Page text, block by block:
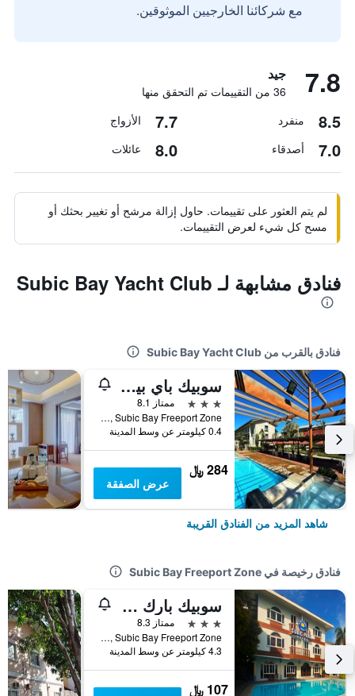
مع شركائنا الخارجيين الموثوقين.
7.8 جيد
36 من التقييمات تم التحقق منها
8.5 منفرد 7.7 الأزواج
7.0 أصدقاء 8.0 عائلات
لم يتم العثور على تقييمات. حاول إزالة مرشح أو تغيير بحثك أو
مسح كل شيء لعرض التقييمات.
فنادق مشابهة لـ Subic Bay Yacht Club
فنادق بالقرب من Subic Bay Yacht Club
سوبيك باي بينينسولار هوتل
3 نجوم
ممتاز 8.1
Bldg. 489, 490, 491 Canal Road, Subic Bay Freeport Zone, Subic Bay Freeport Zone, الفلبين
0.4 كيلومتر عن وسط المدينة
284 ﷼
عرض الصفقة
شاهد المزيد من الفنادق القريبة
فنادق رخيصة في Subic Bay Freeport Zone
سوبيك بارك هوتل
3 نجوم
ممتاز 8.3
Moonbay Marina Waterfront Road, Subic Bay Freeport Zone, الفلبين
4.3 كيلومتر عن وسط المدينة
107 ﷼